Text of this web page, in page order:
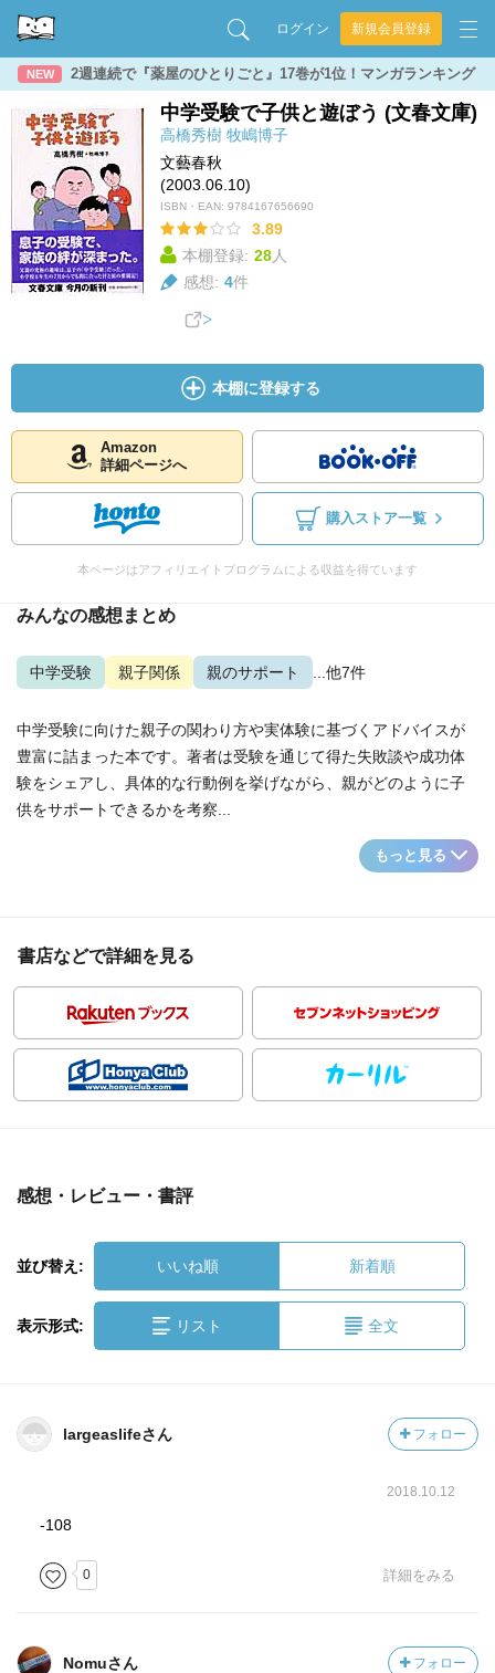
ログイン 新規会員登録
NEW 2週連続で『薬屋のひとりごと』17巻が1位！マンガランキング
中学受験で子供と遊ぼう (文春文庫)
高橋秀樹 牧嶋博子
文藝春秋
(2003.06.10)
ISBN・EAN: 9784167656690
3.89
本棚登録: 28人
感想: 4件
本棚に登録する
Amazon
詳細ページへ
購入ストア一覧
本ページはアフィリエイトプログラムによる収益を得ています
みんなの感想まとめ
中学受験 親子関係 親のサポート ...他7件
中学受験に向けた親子の関わり方や実体験に基づくアドバイスが
豊富に詰まった本です。著者は受験を通じて得た失敗談や成功体
験をシェアし、具体的な行動例を挙げながら、親がどのように子
供をサポートできるかを考察...
もっと見る
書店などで詳細を見る
感想・レビュー・書評
並び替え: いいね順 新着順
表示形式: リスト 全文
largeaslifeさん フォロー
2018.10.12
-108
0 詳細をみる
Nomuさん フォロー